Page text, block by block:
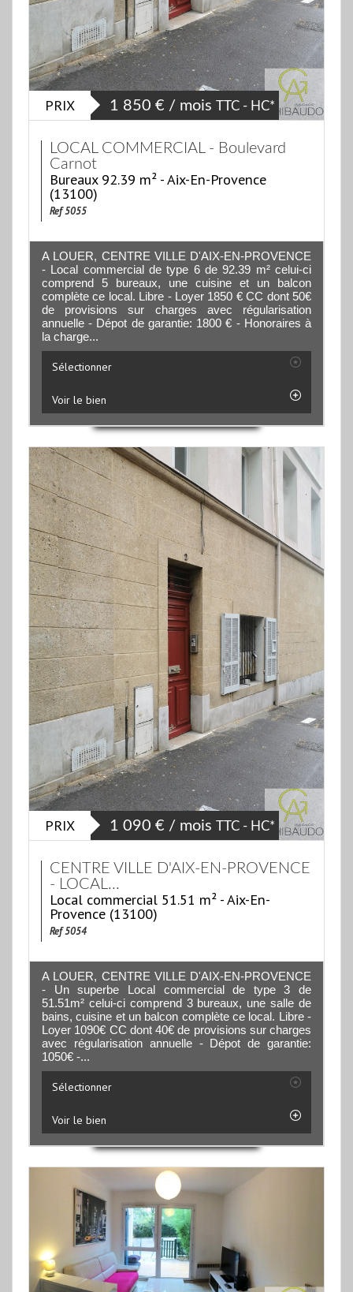
PRIX 1 850 € / mois TTC - HC*
LOCAL COMMERCIAL - Boulevard
Carnot
Bureaux 92.39 m² - Aix-En-Provence
(13100)
Ref 5055
A LOUER, CENTRE VILLE D'AIX-EN-PROVENCE
- Local commercial de type 6 de 92.39 m² celui-ci
comprend 5 bureaux, une cuisine et un balcon
complète ce local. Libre - Loyer 1850 € CC dont 50€
de provisions sur charges avec régularisation
annuelle - Dépot de garantie: 1800 € - Honoraires à
la charge...
Sélectionner
Voir le bien
PRIX 1 090 € / mois TTC - HC*
CENTRE VILLE D'AIX-EN-PROVENCE
- LOCAL...
Local commercial 51.51 m² - Aix-En-
Provence (13100)
Ref 5054
A LOUER, CENTRE VILLE D'AIX-EN-PROVENCE
- Un superbe Local commercial de type 3 de
51.51m² celui-ci comprend 3 bureaux, une salle de
bains, cuisine et un balcon complète ce local. Libre -
Loyer 1090€ CC dont 40€ de provisions sur charges
avec régularisation annuelle - Dépot de garantie:
1050€ -...
Sélectionner
Voir le bien